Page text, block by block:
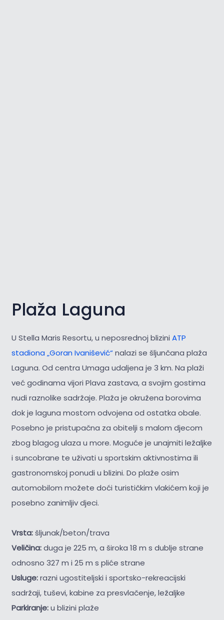
Plaža Laguna
U Stella Maris Resortu, u neposrednoj blizini ATP
stadiona „Goran Ivanišević“ nalazi se šljunčana plaža
Laguna. Od centra Umaga udaljena je 3 km. Na plaži
već godinama vijori Plava zastava, a svojim gostima
nudi raznolike sadržaje. Plaža je okružena borovima
dok je laguna mostom odvojena od ostatka obale.
Posebno je pristupačna za obitelji s malom djecom
zbog blagog ulaza u more. Moguće je unajmiti ležaljke
i suncobrane te uživati u sportskim aktivnostima ili
gastronomskoj ponudi u blizini. Do plaže osim
automobilom možete doći turističkim vlakićem koji je
posebno zanimljiv djeci.
Vrsta:šljunak/beton/trava
Veličina:duga je 225 m, a široka 18 m s dublje strane
odnosno 327 m i 25 m s pliće strane
Usluge:razni ugostiteljski i sportsko-rekreacijski
sadržaji, tuševi, kabine za presvlačenje, ležaljke
Parkiranje:u blizini plaže